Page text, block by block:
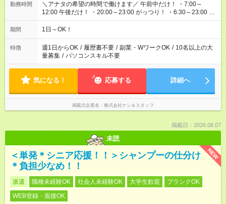
勤務時間
＼アナタの希望の時間で働けます／ 午前中だけ！ ・7:00～
12:00 午後だけ！ ・20:00～23:00 がっつり！ ・6:30～23:00 ・
12:00～21:00 ・16:00～翌8:00 …etc ※時間曜日イベントによ
り異なります。
期間 1日～OK！
特徴 週1日からOK / 履歴書不要 / 副業・WワークOK / 10名以上の大
量募集 / パソコンスキル不要
気になる！ 応募する 詳細へ
掲載元企業名 株式会社ケン＆スタッフ
掲載日：2026.08.07
未読
NEW
＜単発＊シニア応援！！＞シャンプーの仕分け
＊負担少なめ！！
派遣 職種未経験OK 社会人未経験OK 大学生歓迎
ブランクOK
WEB登録・面接OK